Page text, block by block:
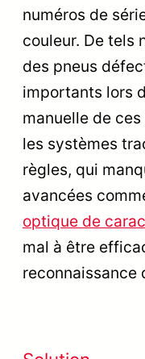
numéros de
couleur. De tels
des pneus
importants lors
manuelle de
les systèmes
règles, qui
avancées
optique de
mal à être
reconnaissance